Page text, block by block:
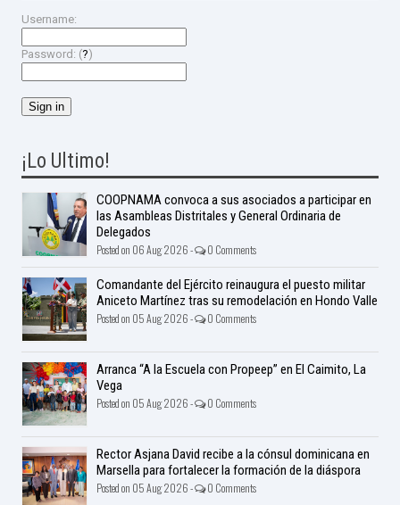
Username:
Password: (?)
¡Lo Ultimo!
COOPNAMA convoca a sus asociados a participar en
las Asambleas Distritales y General Ordinaria de
Delegados
Posted on 06 Aug 2026 - 0 Comments
Comandante del Ejército reinaugura el puesto militar
Aniceto Martínez tras su remodelación en Hondo Valle
Posted on 05 Aug 2026 - 0 Comments
Arranca “A la Escuela con Propeep” en El Caimito, La
Vega
Posted on 05 Aug 2026 - 0 Comments
Rector Asjana David recibe a la cónsul dominicana en
Marsella para fortalecer la formación de la diáspora
Posted on 05 Aug 2026 - 0 Comments